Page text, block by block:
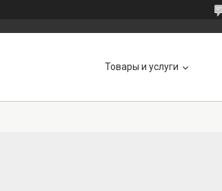
Товары и услуги